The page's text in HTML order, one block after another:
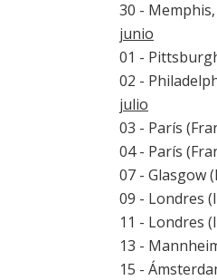
30 -
junio
01 -
02 -
julio
03 - París
04 - París
07 - Glasgow
09 - Londres
11 - Londres
13 -
15 -